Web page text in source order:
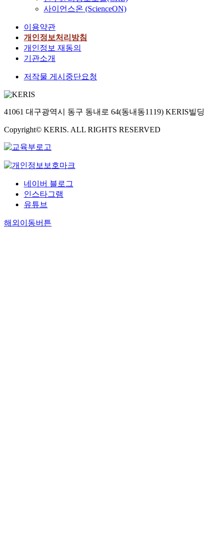
사이언스온 (ScienceON)
이용약관
개인정보처리방침
개인정보 재동의
기관소개
저작물 게시중단요청
41061 대구광역시 동구 동내로 64(동내동1119) KERIS빌딩
Copyright© KERIS. ALL RIGHTS RESERVED
네이버 블로그
인스타그램
유튜브
해외이동버튼